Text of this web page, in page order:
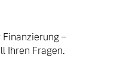
–
Ihren Fragen.